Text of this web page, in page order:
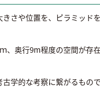
さや位置を、ピラミッド
、奥行9m程度の空間が存
学的な考察に繋がるもので